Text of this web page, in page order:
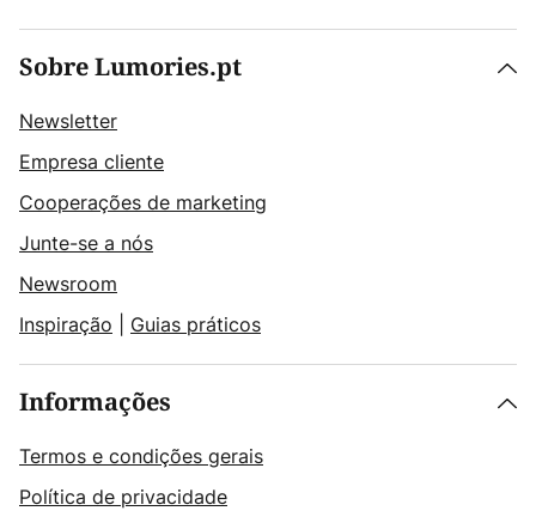
Sobre Lumories.pt
Newsletter
Empresa cliente
Cooperações de marketing
Junte-se a nós
Newsroom
Inspiração
Guias práticos
Informações
Termos e condições gerais
Política de privacidade